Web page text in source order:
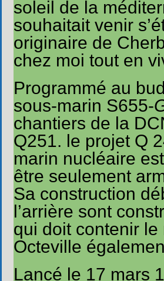
soleil de la
souhaitait venir
originaire de
chez moi tout en
Programmé au
sous-marin S655-
chantiers de la
Q251. le projet Q
marin nucléaire
être seulement
Sa construction
l’arrière sont
qui doit contenir
Octeville
Lancé le 17 mars